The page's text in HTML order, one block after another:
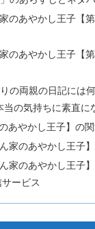
のあやかし王子【
のあやかし王子【
の両親の日記には
当の気持ちに素直に
あやかし王子】の
ん家のあやかし王子
ん家のあやかし王子
ービス